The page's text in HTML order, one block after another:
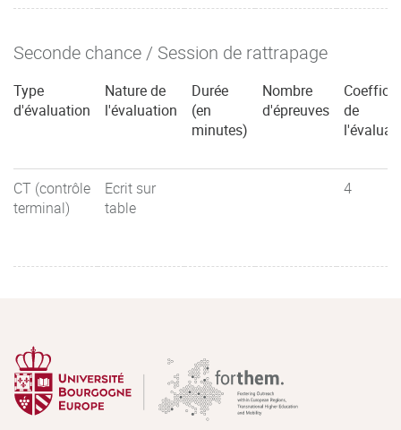
Seconde chance / Session de rattrapage
Type
d'évaluation
Nature de
l'évaluation
Durée
(en
minutes)
Nombre
d'épreuves
de
CT (contrôle
terminal)
Ecrit sur
table
4